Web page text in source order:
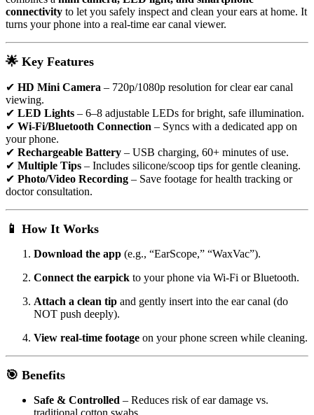
connectivity to let you safely inspect and clean your ears at home. It
turns your phone into a real-time ear canal viewer.
🌟 Key Features
✔ HD Mini Camera – 720p/1080p resolution for clear ear canal
viewing.
✔ LED Lights – 6–8 adjustable LEDs for bright, safe illumination.
✔ Wi-Fi/Bluetooth Connection – Syncs with a dedicated app on
your phone.
✔ Rechargeable Battery – USB charging, 60+ minutes of use.
✔ Multiple Tips – Includes silicone/scoop tips for gentle cleaning.
✔ Photo/Video Recording – Save footage for health tracking or
doctor consultation.
📱 How It Works
Download the app (e.g., “EarScope,” “WaxVac”).
Connect the earpick to your phone via Wi-Fi or Bluetooth.
Attach a clean tip and gently insert into the ear canal (do
NOT push deeply).
View real-time footage on your phone screen while cleaning.
🎯 Benefits
Safe & Controlled – Reduces risk of ear damage vs.
traditional cotton swabs.